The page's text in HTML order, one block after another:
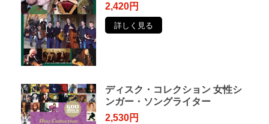
2,420円
詳しく見る
ディスク・コレクション 女性シ
ンガー・ソングライター
2,530円